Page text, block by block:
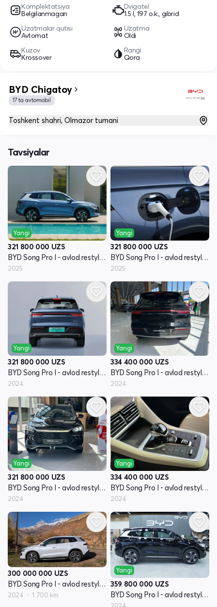
Komplektatsiya
Belgilanmagan
Dvigatel
1.5 l, 197 o.k., gibrid
Uzatmalar qutisi
Avtomat
Uzatma
Oldi
Kuzov
Krossover
Rangi
Qora
BYD Chigatoy
17 ta avtomobil
Toshkent shahri, Olmazor tumani
Tavsiyalar
Yangi
321 800 000 UZS
BYD Song Pro I - avlod restyling
2025
Yangi
321 800 000 UZS
BYD Song Pro I - avlod restyling
2025
Yangi
321 800 000 UZS
BYD Song Pro I - avlod restyling
2024
Yangi
334 400 000 UZS
BYD Song Pro I - avlod restyling
2024
Yangi
321 800 000 UZS
BYD Song Pro I - avlod restyling
2024
Yangi
334 400 000 UZS
BYD Song Pro I - avlod restyling
2024
300 000 000 UZS
BYD Song Pro I - avlod restyling
2024 1 700 km
Yangi
359 800 000 UZS
BYD Song Pro I - avlod restyling
2024